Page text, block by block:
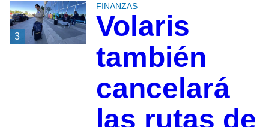
3
FINANZAS
Volaris
también
cancelará
las rutas de